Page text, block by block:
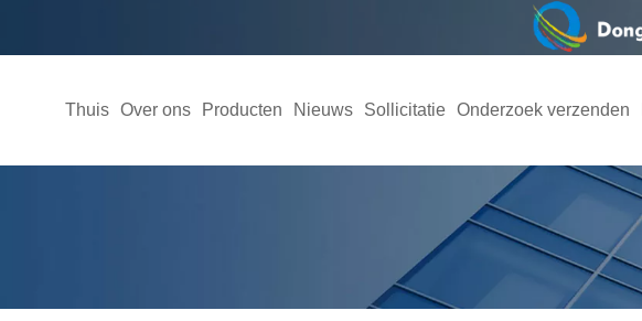
Thuis Over ons Producten Nieuws Sollicitatie Onderzoek verzenden